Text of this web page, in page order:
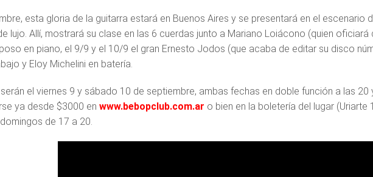
esta gloria de la guitarra estará en Buenos Aires y se presentará en el escenario
lujo. Allí, mostrará su clase en las 6 cuerdas junto a Mariano Loiácono (quien
en piano, el 9/9 y el 10/9 el gran Ernesto Jodos (que acaba de editar su disco
y Eloy Michelini en batería.
el viernes 9 y sábado 10 de septiembre, ambas fechas en doble función a las 20
ya desde $3000 en www.bebopclub.com.ar o bien en la boletería del lugar (Uriarte
de 17 a 20.